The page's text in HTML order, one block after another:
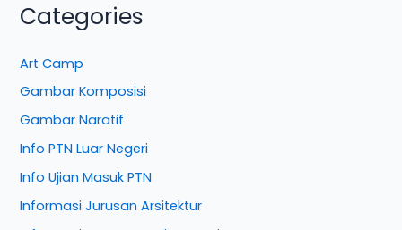
Categories
Art Camp
Gambar Komposisi
Gambar Naratif
Info PTN Luar Negeri
Info Ujian Masuk PTN
Informasi Jurusan Arsitektur